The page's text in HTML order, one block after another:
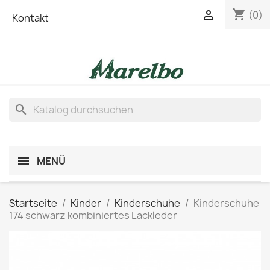
Kontakt shopping_cart (0)

search
MENÜ
Startseite Kinder Kinderschuhe
Kinderschuhe
174 schwarz kombiniertes Lackleder